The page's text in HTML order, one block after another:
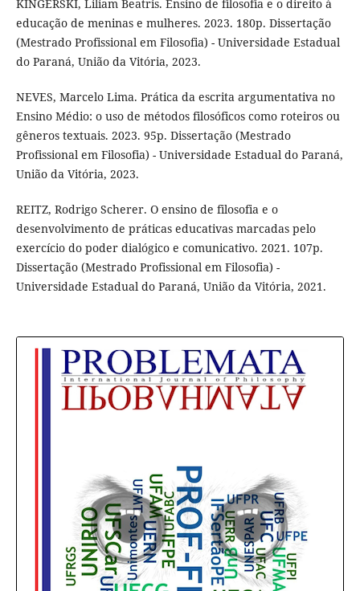
KINGERSKI, Liliam Beatris. Ensino de filosofia e o direito à
educação de meninas e mulheres. 2023. 180p. Dissertação
(Mestrado Profissional em Filosofia) - Universidade Estadual
do Paraná, União da Vitória, 2023.
NEVES, Marcelo Lima. Prática da escrita argumentativa no
Ensino Médio: o uso de métodos filosóficos como roteiros ou
gêneros textuais. 2023. 95p. Dissertação (Mestrado
Profissional em Filosofia) - Universidade Estadual do Paraná,
União da Vitória, 2023.
REITZ, Rodrigo Scherer. O ensino de filosofia e o
desenvolvimento de práticas educativas marcadas pelo
exercício do poder dialógico e comunicativo. 2021. 107p.
Dissertação (Mestrado Profissional em Filosofia) -
Universidade Estadual do Paraná, União da Vitória, 2021.